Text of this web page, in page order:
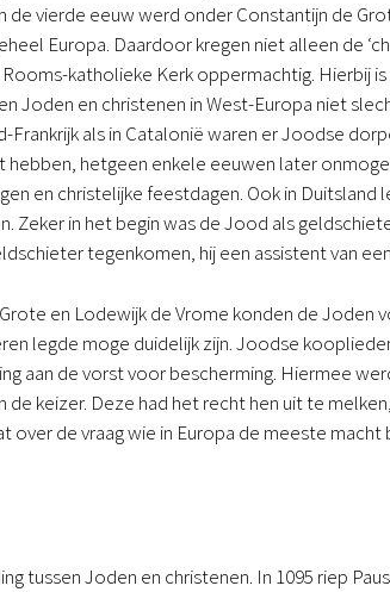
vierde eeuw werd onder Constantijn de
Europa. Daardoor kregen niet alleen de
katholieke Kerk oppermachtig. Hierbij
Joden en christenen in West-Europa niet
als in Catalonië waren er Joodse
hetgeen enkele eeuwen later
en christelijke feestdagen. Ook in
Zeker in het begin was de Jood als
tegenkomen, hij een assistent van
en Lodewijk de Vrome konden de Joden
legde moge duidelijk zijn. Joodse
aan de vorst voor bescherming. Hiermee
keizer. Deze had het recht hen uit te
de vraag wie in Europa de meeste macht
tussen Joden en christenen. In 1095 riep